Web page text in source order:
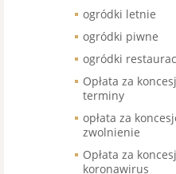
ogródki letnie
ogródki piwne
ogródki
Opłata za
terminy
opłata za
zwolnienie
Opłata za
koronawirus